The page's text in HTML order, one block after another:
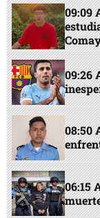
09:09
09:26
08:50
06:15